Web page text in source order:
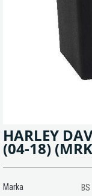
HARLEY
(04-18)
Marka BS